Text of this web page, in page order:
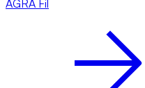
AGRA Fil